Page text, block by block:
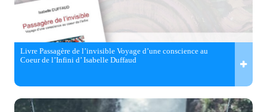
Livre Passagère de l’invisible Voyage d’une conscience au
Coeur de l’Infini d’ Isabelle Duffaud